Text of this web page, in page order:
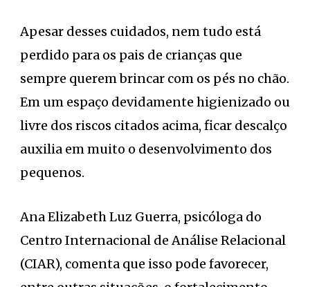
Apesar desses cuidados, nem tudo está
perdido para os pais de crianças que
sempre querem brincar com os pés no chão.
Em um espaço devidamente higienizado ou
livre dos riscos citados acima, ficar descalço
auxilia em muito o desenvolvimento dos
pequenos.
Ana Elizabeth Luz Guerra, psicóloga do
Centro Internacional de Análise Relacional
(CIAR), comenta que isso pode favorecer,